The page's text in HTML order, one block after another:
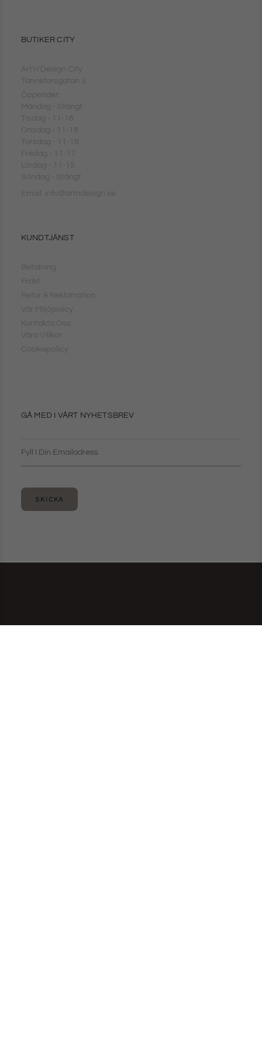
BUTIKER CITY
Art'n'Design City
Tanneforsgatan 3
Öppetider:
Måndag - Stängt
Tisdag - 11-18
Onsdag - 11-18
Torsdag - 11-18
Fredag - 11-17
Lördag - 11-15
Söndag - Stängt
Email: info@artndesign.se
KUNDTJÄNST
Betalning
Frakt
Retur & Reklamation
Vår Miljöpolicy
Kontakta Oss
Våra Villkor
Cookiepolicy
GÅ MED I VÅRT NYHETSBREV
SKICKA